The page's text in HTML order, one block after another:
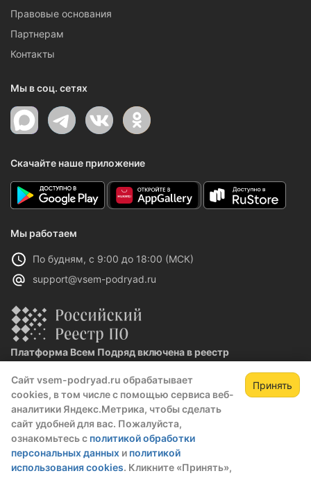
Сайт vsem-podryad.ru обрабатывает
cookies, в том числе с помощью сервиса веб-
аналитики Яндекс.Метрика, чтобы сделать
сайт удобней для вас. Пожалуйста,
ознакомьтесь с политикой обработки
персональных данных и политикой
использования cookies. Кликните «Принять»,
Принять
Правовые основания
Партнерам
Контакты
Мы в соц. сетях
Скачайте наше приложение
Мы работаем
По будням, с 9:00 до 18:00 (МСК)
support@vsem-podryad.ru
Платформа Всем Подряд включена в реестр
Реестровая запись №32021 от 06.02.2026
Политика конфиденциальности
О компании